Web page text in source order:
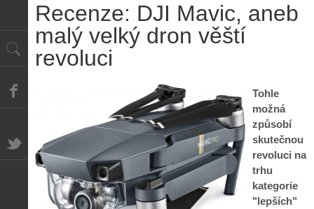
Recenze: DJI Mavic, aneb
malý velký dron věští
revoluci
Tohle
možná
způsobí
skutečnou
revoluci na
trhu
kategorie
"lepších"